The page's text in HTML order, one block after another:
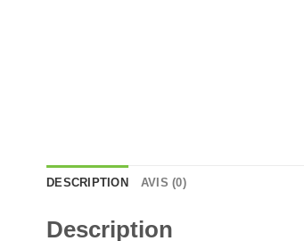
DESCRIPTION AVIS (0)
Description